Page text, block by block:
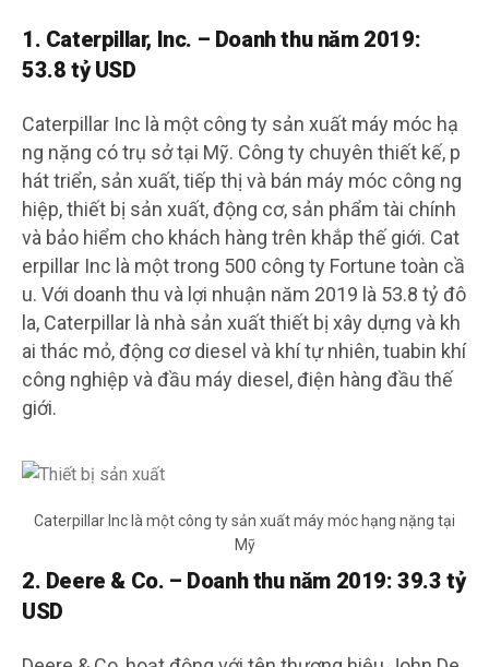
1. Caterpillar, Inc. – Doanh thu năm 2019:
53.8 tỷ USD
Caterpillar Inc là một công ty sản xuất máy móc hạ
ng nặng có trụ sở tại Mỹ. Công ty chuyên thiết kế, p
hát triển, sản xuất, tiếp thị và bán máy móc công ng
hiệp, thiết bị sản xuất, động cơ, sản phẩm tài chính
và bảo hiểm cho khách hàng trên khắp thế giới. Cat
erpillar Inc là một trong 500 công ty Fortune toàn cầ
u. Với doanh thu và lợi nhuận năm 2019 là 53.8 tỷ đô
la, Caterpillar là nhà sản xuất thiết bị xây dựng và kh
ai thác mỏ, động cơ diesel và khí tự nhiên, tuabin khí
công nghiệp và đầu máy diesel, điện hàng đầu thế
giới.
Caterpillar Inc là một công ty sản xuất máy móc hạng nặng tại
Mỹ
2. Deere & Co. – Doanh thu năm 2019: 39.3 tỷ
USD